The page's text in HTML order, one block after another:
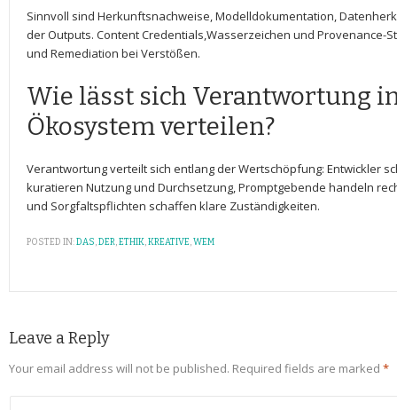
Sinnvoll sind Herkunftsnachweise, Modelldokumentation,
der Outputs. Content Credentials,Wasserzeichen und Provenance-
und Remediation bei Verstößen.
Wie lässt sich Verantwortung
Ökosystem ​verteilen?
Verantwortung​ verteilt sich entlang der Wertschöpfung: Entwickler
kuratieren Nutzung und Durchsetzung, Promptgebende handeln
und Sorgfaltspflichten schaffen ​klare⁣ Zuständigkeiten.
POSTED IN:DAS,DER,ETHIK,KREATIVE,WEM
Leave a Reply
Your email address will not be published. Required fields are marked *